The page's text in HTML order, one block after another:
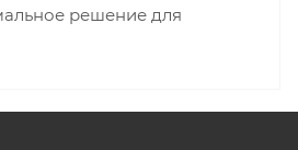
решение для